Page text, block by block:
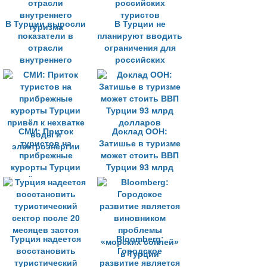
В Турции выросли
показатели в
отрасли
внутреннего
туризма
В Турции не
планируют вводить
ограничения для
российских
туристов
СМИ: Приток
туристов на
прибрежные
курорты Турции
привёл к нехватке
воды и
электроэнергии
Доклад ООН:
Затишье в туризме
может стоить ВВП
Турции 93 млрд
долларов
Турция надеется
восстановить
туристический
Bloomberg:
Городское
развитие является